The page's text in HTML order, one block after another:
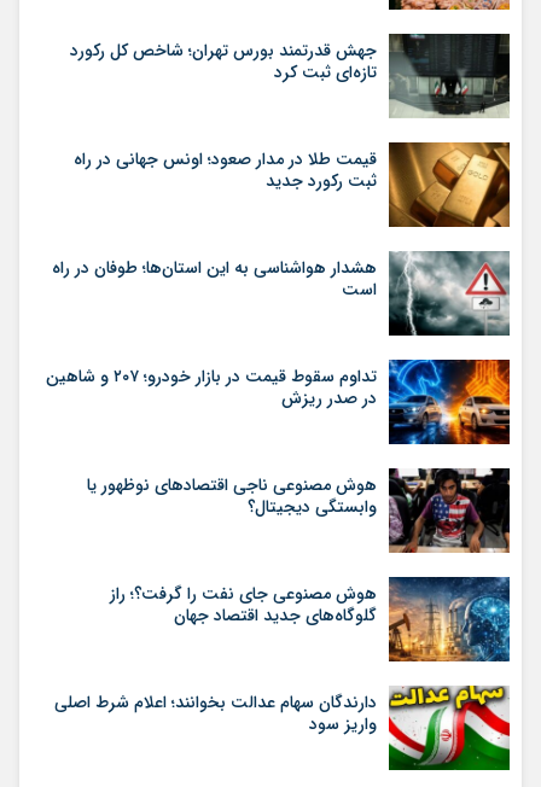
جهش قدرتمند بورس تهران؛ شاخص کل رکورد
تازه‌ای ثبت کرد
قیمت طلا در مدار صعود؛ اونس جهانی در راه
ثبت رکورد جدید
هشدار هواشناسی به این استان‌ها؛ طوفان در راه
است
تداوم سقوط قیمت در بازار خودرو؛ ۲۰۷ و شاهین
در صدر ریزش
هوش مصنوعی ناجی اقتصادهای نوظهور یا
وابستگی دیجیتال؟
هوش مصنوعی جای نفت را گرفت؟؛ راز
گلوگاه‌های جدید اقتصاد جهان
دارندگان سهام عدالت بخوانند؛ اعلام شرط اصلی
واریز سود